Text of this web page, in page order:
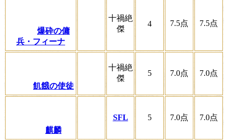
爆砕の傭
兵・フィーナ
十禍絶
傑
4 7.5点 7.5点
飢餓の使徒
十禍絶
傑
5 7.0点 7.0点
麒麟
SFL 5 7.0点 7.0点